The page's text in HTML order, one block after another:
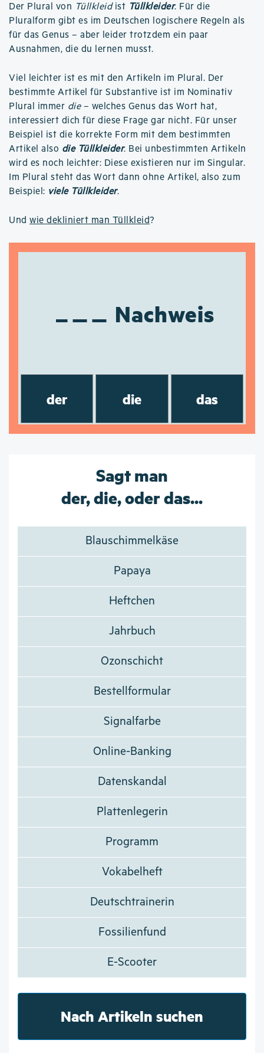
Der Plural von Tüllkleidist Tüllkleider. Für die
Pluralform gibt es im Deutschen logischere Regeln als
für das Genus – aber leider trotzdem ein paar
Ausnahmen, die du lernen musst.
Viel leichter ist es mit den Artikeln im Plural. Der
bestimmte Artikel für Substantive ist im Nominativ
Plural immer die– welches Genus das Wort hat,
interessiert dich für diese Frage gar nicht. Für unser
Beispiel ist die korrekte Form mit dem bestimmten
Artikel also die Tüllkleider. Bei unbestimmten Artikeln
wird es noch leichter: Diese existieren nur im Singular.
Im Plural steht das Wort dann ohne Artikel, also zum
Beispiel: viele Tüllkleider.
Und wie dekliniert man Tüllkleid?
Nachweis
der die das
Sagt man
der, die, oder das...
Blauschimmelkäse
Papaya
Heftchen
Jahrbuch
Ozonschicht
Bestellformular
Signalfarbe
Online-Banking
Datenskandal
Plattenlegerin
Programm
Vokabelheft
Deutschtrainerin
Fossilienfund
E-Scooter
Nach Artikeln suchen